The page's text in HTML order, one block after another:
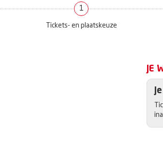
1
Tickets- en plaatskeuze
JE